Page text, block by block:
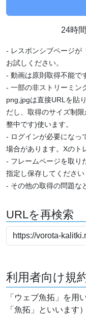
24時
- レスポンシブページが
お試しください。
- 動画は原則取得不能で
- 一部の非ストリーミン
png,jpgは直接URLを貼
だし、取得のサイズ制
整中です)使います。
- ログインが必要になっ
場合があります。Xのト
- フレームページを取り
指定し保存してください
- その他の取得の問題な
URLを再検索
利用者向け規
「ウェブ魚拓」を用
「魚拓」といいます